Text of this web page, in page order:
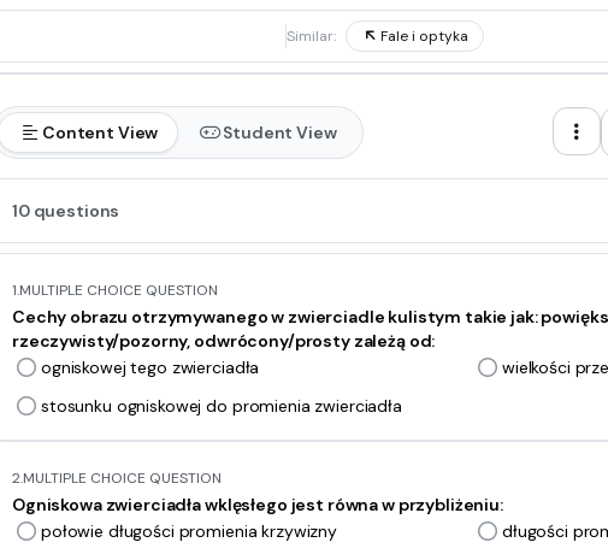
Similar: Fale i optyka
Content View Student View
10 questions
1.MULTIPLE CHOICE QUESTION
Cechy obrazu otrzymywanego w zwierciadle kulistym takie jak:
rzeczywisty/pozorny, odwrócony/prosty zależą od:
ogniskowej tego zwierciadła
wielkości
stosunku ogniskowej do promienia zwierciadła
2.MULTIPLE CHOICE QUESTION
Ogniskowa zwierciadła wklęsłego jest równa w przybliżeniu:
połowie długości promienia krzywizny
długości